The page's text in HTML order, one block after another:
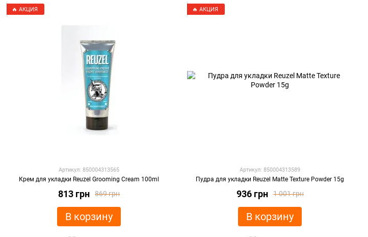
🔥 АКЦИЯ
Артикул: 850004313565
Крем для укладки Reuzel Grooming Cream 100ml
869 грн
813 грн
В корзину
🔥 АКЦИЯ
Артикул: 850004313589
Пудра для укладки Reuzel Matte Texture Powder 15g
1 001 грн
936 грн
В корзину